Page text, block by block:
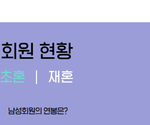
회원 현황
초혼 재혼